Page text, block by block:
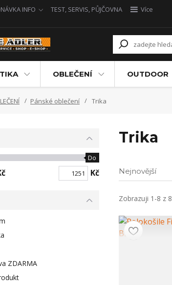
INFO TEST, SERVIS, PŮJČOVNA
Více
OBLEČENÍ OUTDOOR
Pánské oblečení Trika
Trika
Nejnovější
Zobrazuji 1-8 z 8
Do
Kč
ZDARMA